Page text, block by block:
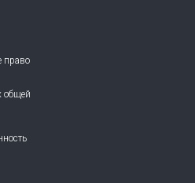
право
общей